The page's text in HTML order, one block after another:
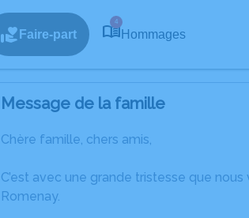
Faire-part
4
Hommages
Message de la famille
Chère famille, chers amis,
C’est avec une grande tristesse que
Romenay.